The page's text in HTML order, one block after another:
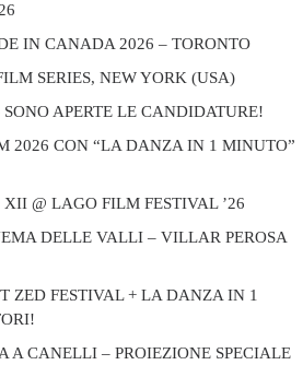
IN CANADA 2026 – TORONTO
SERIES, NEW YORK (USA)
APERTE LE CANDIDATURE!
2026 CON “LA DANZA IN 1 MINUTO”
@ LAGO FILM FESTIVAL ’26
DELLE VALLI – VILLAR PEROSA
ZED FESTIVAL + LA DANZA IN 1
A CANELLI – PROIEZIONE SPECIALE